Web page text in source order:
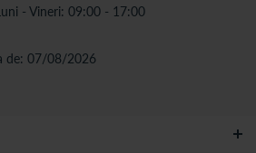
- Vineri: 09:00 - 17:00
de: 07/08/2026